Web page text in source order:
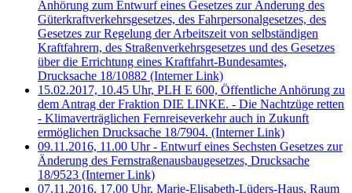
Anhörung zum Entwurf eines Gesetzes zur Änderung des
Güterkraftverkehrsgesetzes, des Fahrpersonalgesetzes, des
Gesetzes zur Regelung der Arbeitszeit von selbständigen
Kraftfahrern, des Straßenverkehrsgesetzes und des Gesetzes
über die Errichtung eines Kraftfahrt-Bundesamtes,
Drucksache 18/10882 (Interner Link)
15.02.2017, 10.45 Uhr, PLH E 600, Öffentliche Anhörung zu
dem Antrag der Fraktion DIE LINKE. - Die Nachtzüge retten
- Klimaverträglichen Fernreiseverkehr auch in Zukunft
ermöglichen Drucksache 18/7904. (Interner Link)
09.11.2016, 11.00 Uhr - Entwurf eines Sechsten Gesetzes zur
Änderung des Fernstraßenausbaugesetzes, Drucksache
18/9523 (Interner Link)
07.11.2016, 17.00 Uhr, Marie-Elisabeth-Lüders-Haus, Raum